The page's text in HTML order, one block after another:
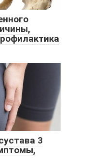
3